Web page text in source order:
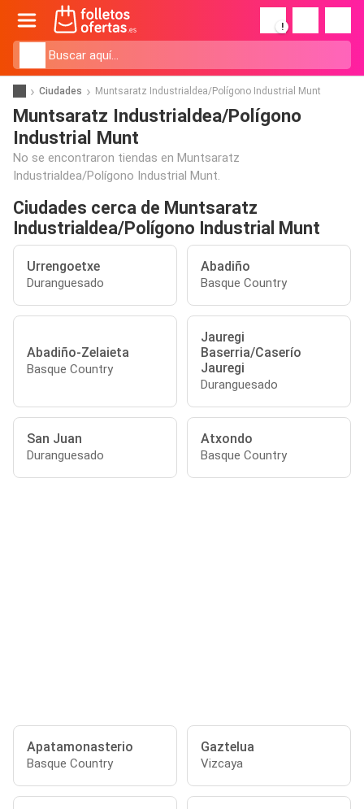
!
Ciudades Muntsaratz Industrialdea/Polígono Industrial Munt
Muntsaratz Industrialdea/Polígono
Industrial Munt
No se encontraron tiendas en Muntsaratz
Industrialdea/Polígono Industrial Munt.
Ciudades cerca de Muntsaratz
Industrialdea/Polígono Industrial Munt
Urrengoetxe
Duranguesado
Abadiño
Basque Country
Abadiño-Zelaieta
Basque Country
Jauregi
Baserria/Caserío
Jauregi
Duranguesado
San Juan
Duranguesado
Atxondo
Basque Country
Apatamonasterio
Basque Country
Gaztelua
Vizcaya